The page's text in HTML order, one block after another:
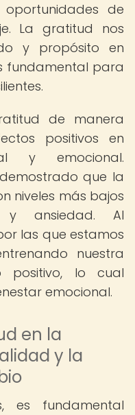
de
La gratitud nos
y propósito en
fundamental para
de manera
positivos en
y emocional.
que la
niveles más bajos
y ansiedad. Al
las que estamos
nuestra
positivo, lo cual
emocional.
en la
y la
es fundamental